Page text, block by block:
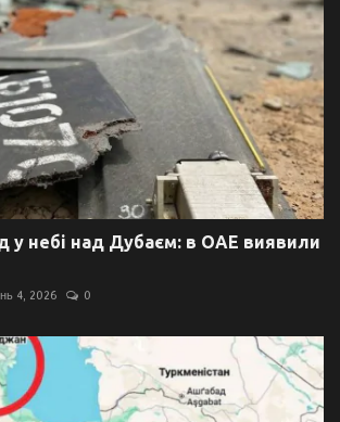
у небі над Дубаєм: в ОАЕ виявили
4, 2026 0